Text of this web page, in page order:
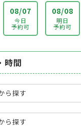
08/07
今日
予約可
08/08
明日
予約可
時間
ら探す
ら探す